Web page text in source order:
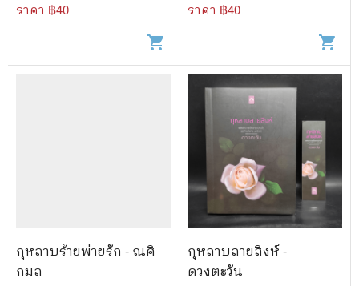
ราคา ฿40
shopping_cart
ราคา ฿40
shopping_cart
กุหลาบร้ายพ่ายรัก - ณศิ
กมล
กุหลาบลายสิงห์ -
ดวงตะวัน